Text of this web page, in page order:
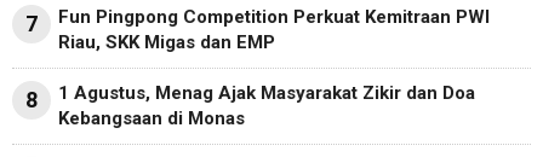
7
Fun Pingpong Competition Perkuat Kemitraan PWI
Riau, SKK Migas dan EMP
8
1 Agustus, Menag Ajak Masyarakat Zikir dan Doa
Kebangsaan di Monas